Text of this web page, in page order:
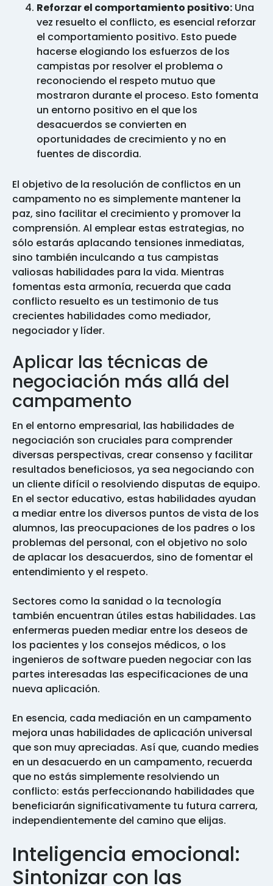
Reforzar el comportamiento positivo: Una
vez resuelto el conflicto, es esencial reforzar
el comportamiento positivo. Esto puede
hacerse elogiando los esfuerzos de los
campistas por resolver el problema o
reconociendo el respeto mutuo que
mostraron durante el proceso. Esto fomenta
un entorno positivo en el que los
desacuerdos se convierten en
oportunidades de crecimiento y no en
fuentes de discordia.
El objetivo de la resolución de conflictos en un
campamento no es simplemente mantener la
paz, sino facilitar el crecimiento y promover la
comprensión. Al emplear estas estrategias, no
sólo estarás aplacando tensiones inmediatas,
sino también inculcando a tus campistas
valiosas habilidades para la vida. Mientras
fomentas esta armonía, recuerda que cada
conflicto resuelto es un testimonio de tus
crecientes habilidades como mediador,
negociador y líder.
Aplicar las técnicas de
negociación más allá del
campamento
En el entorno empresarial, las habilidades de
negociación son cruciales para comprender
diversas perspectivas, crear consenso y facilitar
resultados beneficiosos, ya sea negociando con
un cliente difícil o resolviendo disputas de equipo.
En el sector educativo, estas habilidades ayudan
a mediar entre los diversos puntos de vista de los
alumnos, las preocupaciones de los padres o los
problemas del personal, con el objetivo no solo
de aplacar los desacuerdos, sino de fomentar el
entendimiento y el respeto.
Sectores como la sanidad o la tecnología
también encuentran útiles estas habilidades. Las
enfermeras pueden mediar entre los deseos de
los pacientes y los consejos médicos, o los
ingenieros de software pueden negociar con las
partes interesadas las especificaciones de una
nueva aplicación.
En esencia, cada mediación en un campamento
mejora unas habilidades de aplicación universal
que son muy apreciadas. Así que, cuando medies
en un desacuerdo en un campamento, recuerda
que no estás simplemente resolviendo un
conflicto: estás perfeccionando habilidades que
beneficiarán significativamente tu futura carrera,
independientemente del camino que elijas.
Inteligencia emocional:
Sintonizar con las